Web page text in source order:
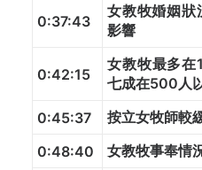
0:37:43
女教牧婚姻狀
影響
0:42:15
女教牧最多在
七成在500人
0:45:37
按立女牧師較
0:48:40
女教牧事奉情